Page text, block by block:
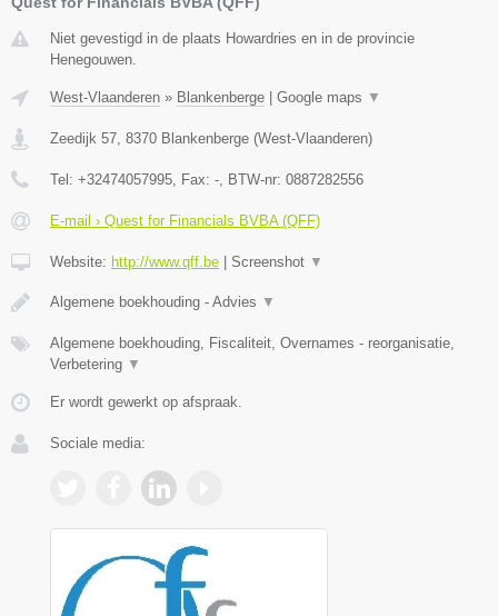
Niet gevestigd in de plaats Howardries en in de provincie
Henegouwen.
West-Vlaanderen » Blankenberge Google maps ▼
Zeedijk 57, 8370 Blankenberge (West-Vlaanderen)
Tel: +32474057995, Fax: -, BTW-nr: 0887282556
E-mail › Quest for Financials BVBA (QFF)
Website: http://www.qff.be Screenshot ▼
Algemene boekhouding - Advies ▼
Algemene boekhouding, Fiscaliteit, Overnames - reorganisatie,
Verbetering ▼
Er wordt gewerkt op afspraak.
Sociale media: